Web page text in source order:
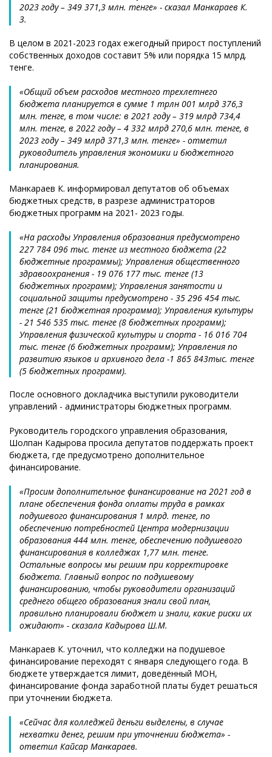
2023 году – 349 371,3 млн. тенге» - сказал Манкараев К.
З.
В целом в 2021-2023 годах ежегодный прирост поступлений
собственных доходов составит 5% или порядка 15 млрд.
тенге.
«Общий объем расходов местного трехлетнего
бюджета планируется в сумме 1 трлн 001 млрд 376,3
млн. тенге, в том числе: в 2021 году – 319 млрд 734,4
млн. тенге, в 2022 году – 4 332 млрд 270,6 млн. тенге, в
2023 году – 349 млрд 371,3 млн. тенге» - отметил
руководитель управления экономики и бюджетного
планирования.
Манкараев К. информировал депутатов об объемах
бюджетных средств, в разрезе администраторов
бюджетных программ на 2021- 2023 годы.
«На расходы Управления образования предусмотрено
227 784 096 тыс. тенге из местного бюджета (22
бюджетные программы); Управления общественного
здравоохранения - 19 076 177 тыс. тенге (13
бюджетных программ); Управления занятости и
социальной защиты предусмотрено - 35 296 454 тыс.
тенге (21 бюджетная программа); Управления культуры
- 21 546 535 тыс. тенге (8 бюджетных программ);
Управления физической культуры и спорта - 16 016 704
тыс. тенге (6 бюджетных программ); Управления по
развитию языков и архивного дела -1 865 843тыс. тенге
(5 бюджетных программ).
После основного докладчика выступили руководители
управлений - администраторы бюджетных программ.
Руководитель городского управления образования,
Шолпан Кадырова просила депутатов поддержать проект
бюджета, где предусмотрено дополнительное
финансирование.
«Просим дополнительное финансирование на 2021 год в
плане обеспечения фонда оплаты труда в рамках
подушевого финансирования 1 млрд. тенге, по
обеспечению потребностей Центра модернизации
образования 444 млн. тенге, обеспечению подушевого
финансирования в колледжах 1,77 млн. тенге.
Остальные вопросы мы решим при корректировке
бюджета. Главный вопрос по подушевому
финансированию, чтобы руководители организаций
среднего общего образования знали свой план,
правильно планировали бюджет и знали, какие риски их
ожидают» - сказала Кадырова Ш.М.
Манкараев К. уточнил, что колледжи на подушевое
финансирование переходят с января следующего года. В
бюджете утверждается лимит, доведённый МОН,
финансирование фонда заработной платы будет решаться
при уточнении бюджета.
«Сейчас для колледжей деньги выделены, в случае
нехватки денег, решим при уточнении бюджета» -
ответил Кайсар Манкараев.